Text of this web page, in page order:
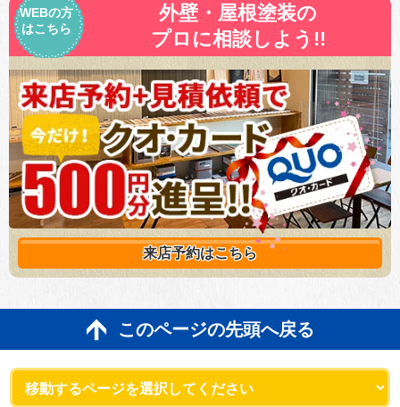
WEBの方
はこちら
外壁・屋根塗装の
プロに相談しよう!!
来店予約はこちら
このページの先頭へ戻る